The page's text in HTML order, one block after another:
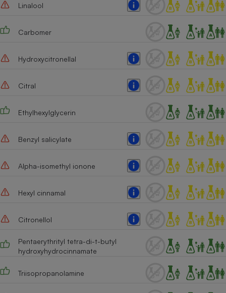
Linalool
Carbomer
Hydroxycitronellal
Citral
Ethylhexylglycerin
Benzyl salicylate
Alpha-isomethyl ionone
Hexyl cinnamal
Citronellol
Pentaerythrityl tetra-di-t-butyl
hydroxyhydrocinnamate
Triisopropanolamine